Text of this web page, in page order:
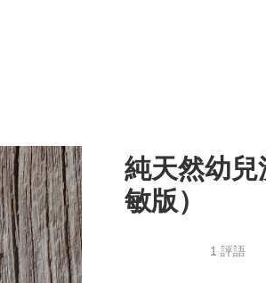
純天然幼
敏版）
1 評語